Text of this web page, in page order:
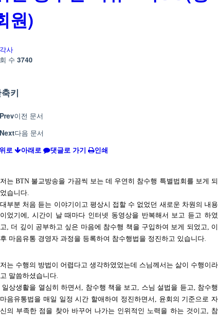
원)
사
수 3740
키
Prev이전 문서
Next다음 문서
로
아래로 댓글로 가기 인쇄
저는BTN 불교방송을 가끔씩 보는 데 우연히 참수행 특별법회를 보게 되
었습니다
대부분 처음 듣는 이야기이고 평상시 접할 수 없었던 새로운 차원의 내용
이었기에 시간이 날 때마다 인터넷 동영상을 반복해서 보고 듣고 하였
고 더 깊이 공부하고 싶은 마음에 참수행 책을 구입하여 보게 되었고 이
후 마음유통 경영자 과정을 등록하여 참수행법을 정진하고 있습니다
저는 수행의 방법이 어렵다고 생각하였었는데 스님께서는 삶이 수행이라
고 말씀하셨습니다
일상생활을 열심히 하면서 참수행 책을 보고 스님 설법을 듣고 참수행
마음유통법을 매일 일정 시간 할애하여 정진하면서 윤회의 기준으로 자
신의 부족한 점을 찾아 바꾸어 나가는 인위적인 노력을 하는 것이고 참